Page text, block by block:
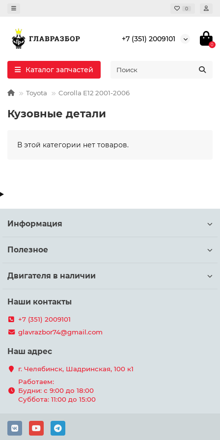
0
+7 (351) 2009101
0
Каталог запчастей
Toyota Corolla E12 2001-2006
Кузовные детали
В этой категории нет товаров.
Информация
Полезное
Двигателя в наличии
Наши контакты
+7 (351) 2009101
glavrazbor74@gmail.com
Наш адрес
г. Челябинск, Шадринская, 100 к1
Работаем:
Будни: с 9:00 до 18:00
Суббота: 11:00 до 15:00